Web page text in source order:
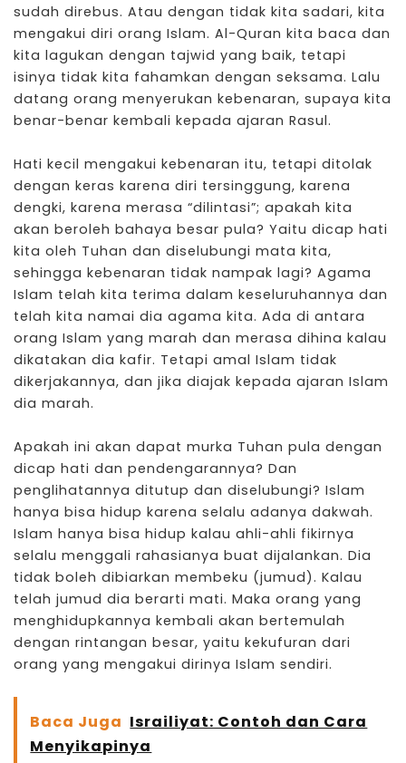
sudah direbus. Atau dengan tidak kita sadari, kita
mengakui diri orang Islam. Al-Quran kita baca dan
kita lagukan dengan tajwid yang baik, tetapi
isinya tidak kita fahamkan dengan seksama. Lalu
datang orang menyerukan kebenaran, supaya kita
benar-benar kembali kepada ajaran Rasul.
Hati kecil mengakui kebenaran itu, tetapi ditolak
dengan keras karena diri tersinggung, karena
dengki, karena merasa “dilintasi”; apakah kita
akan beroleh bahaya besar pula? Yaitu dicap hati
kita oleh Tuhan dan diselubungi mata kita,
sehingga kebenaran tidak nampak lagi? Agama
Islam telah kita terima dalam keseluruhannya dan
telah kita namai dia agama kita. Ada di antara
orang Islam yang marah dan merasa dihina kalau
dikatakan dia kafir. Tetapi amal Islam tidak
dikerjakannya, dan jika diajak kepada ajaran Islam
dia marah.
Apakah ini akan dapat murka Tuhan pula dengan
dicap hati dan pendengarannya? Dan
penglihatannya ditutup dan diselubungi? Islam
hanya bisa hidup karena selalu adanya dakwah.
Islam hanya bisa hidup kalau ahli-ahli fikirnya
selalu menggali rahasianya buat dijalankan. Dia
tidak boleh dibiarkan membeku (jumud). Kalau
telah jumud dia berarti mati. Maka orang yang
menghidupkannya kembali akan bertemulah
dengan rintangan besar, yaitu kekufuran dari
orang yang mengakui dirinya Islam sendiri.
Baca Juga Israiliyat: Contoh dan Cara
Menyikapinya